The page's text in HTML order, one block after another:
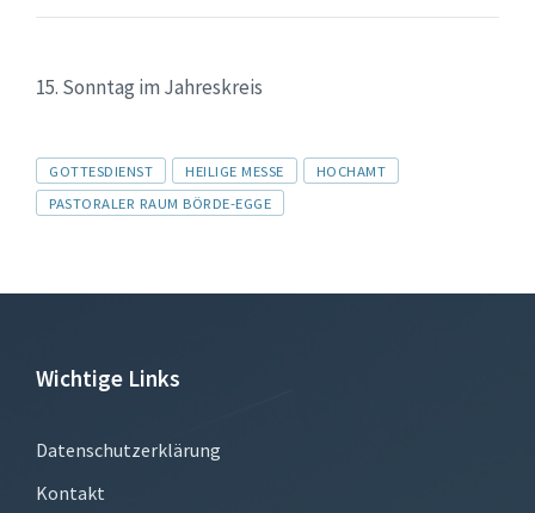
15. Sonntag im Jahreskreis
Tags
GOTTESDIENST HEILIGE MESSE
HOCHAMT
PASTORALER RAUM BÖRDE-EGGE
Wichtige Links
Datenschutzerklärung
Kontakt